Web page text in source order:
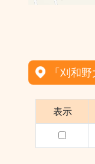
「刈和
表示